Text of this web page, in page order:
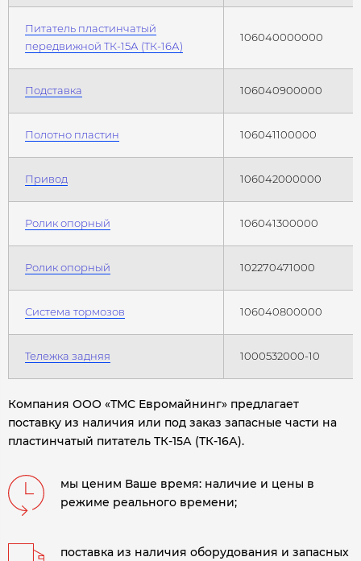
Питатель пластинчатый
передвижной ТК-15А (ТК-16А)
106040000000
Подставка 106040900000
Полотно пластин 106041100000
Привод 106042000000
Ролик опорный 106041300000
Ролик опорный 102270471000
Система тормозов 106040800000
Тележка задняя 1000532000-10
Компания ООО «ТМС Евромайнинг» предлагает
поставку из наличия или под заказ запасные части на
пластинчатый питатель ТК-15А (ТК-16А).
мы ценим Ваше время: наличие и цены в
режиме реального времени;
поставка из наличия оборудования и запасных